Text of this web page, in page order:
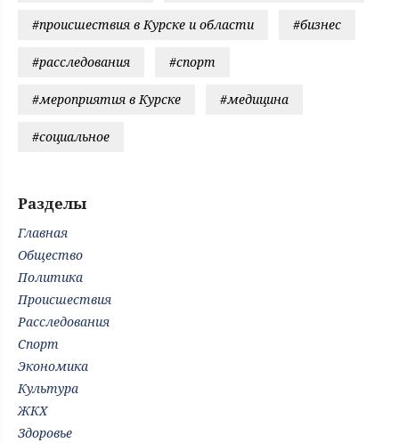
#происшествия в Курске и области #бизнес
#расследования #спорт
#мероприятия в Курске #медицина
#социальное
Разделы
Главная
Общество
Политика
Происшествия
Расследования
Спорт
Экономика
Культура
ЖКХ
Здоровье